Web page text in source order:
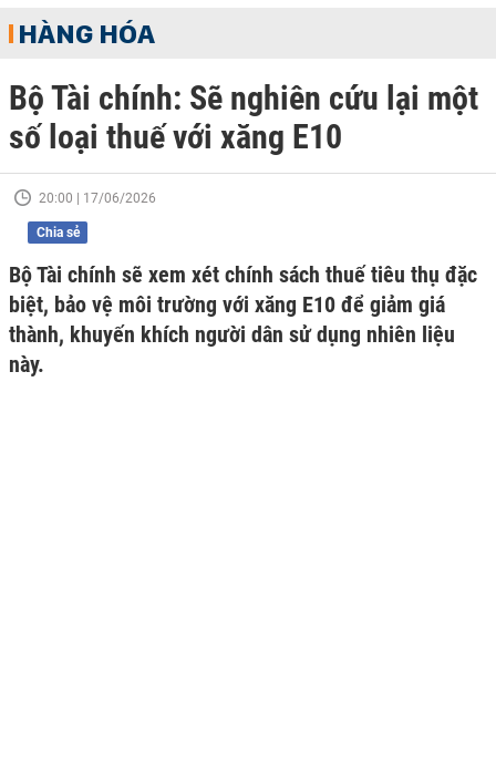
HÀNG HÓA
Bộ Tài chính: Sẽ nghiên cứu lại một
số loại thuế với xăng E10
20:00 | 17/06/2026
Chia sẻ
Bộ Tài chính sẽ xem xét chính sách thuế tiêu thụ đặc
biệt, bảo vệ môi trường với xăng E10 để giảm giá
thành, khuyến khích người dân sử dụng nhiên liệu
này.